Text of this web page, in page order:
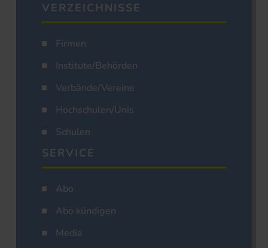
VERZEICHNISSE
Firmen
Institute/Behörden
Verbände/Vereine
Hochschulen/Unis
Schulen
SERVICE
Abo
Abo kündigen
Media